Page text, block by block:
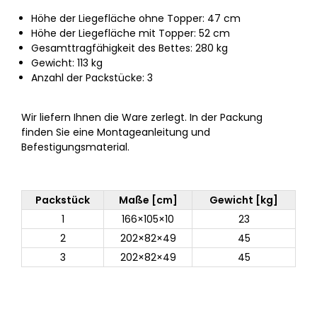
Höhe der Liegefläche ohne Topper: 47 cm
Höhe der Liegefläche mit Topper: 52 cm
Gesamttragfähigkeit des Bettes: 280 kg
Gewicht: 113 kg
Anzahl der Packstücke: 3
Wir liefern Ihnen die Ware zerlegt. In der Packung
finden Sie eine Montageanleitung und
Befestigungsmaterial.
Packstück Maße [cm]
Gewicht [kg]
1
166×105×10
23
2
202×82×49
45
3
202×82×49 45